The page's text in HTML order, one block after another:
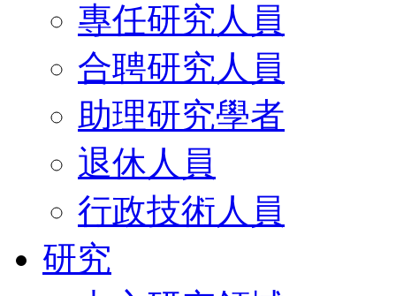
專任研究人員
合聘研究人員
助理研究學者
退休人員
行政技術人員
研究